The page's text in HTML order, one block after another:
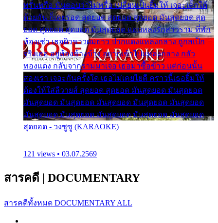
พรั่นพรือ มันตอบว่าไม่พรื่อ เปลี่ยนเป็นยิ้มให้ เจอะเด็กใต้
ด้วยกัน ก็เลยรอด สุดยอด สุดยอด สุดยอด มันสุดยอด สุด
ยอด สุดยอด สุดยอด มันสุดยอด แอบหลงรักสาวราม ที่พัก
ห้องเช่า เธอผิวขาวผมยาว ปากแดงแหลงกลาง ถูกสเป็ก
จริงเธอ อยู่ห้องข้างข้าง อยากเข้าไปแหลงกลาง กลัว
ทองแดง กลับจากรามมาเจอ เธอมาซื้อข้าว แต่ก่อนนั้น
สองเรา เจอะกันครั้งใด เธอไม่เคยไยดี คราวนี้เธอยิ้มให้
ต้องให้ใส่ลีวายส์ สุดยอด สุดยอด มันสุดยอด มันสุดยอด
มันสุดยอด มันสุดยอด มันสุดยอด มันสุดยอด มันสุดยอด
มันสุดยอด มันสุดยอด มันสุดยอด มันสุดยอด มันสุดยอด
สุดยอด - วงซูซู (KARAOKE)
121 views • 03.07.2569
สารคดี | DOCUMENTARY
สารคดีทั้งหมด DOCUMENTARY ALL